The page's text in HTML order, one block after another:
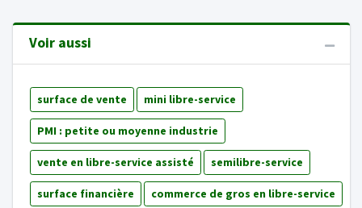
Voir aussi
surface de vente mini libre-service
PMI : petite ou moyenne industrie
vente en libre-service assisté semilibre-service
surface financière commerce de gros en libre-service